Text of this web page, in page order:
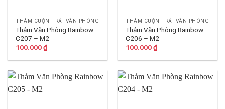
THẢM CUỘN TRẢI VĂN PHÒNG
Thảm Văn Phòng Rainbow
C207 – M2
100.000₫
THẢM CUỘN TRẢI VĂN PHÒNG
Thảm Văn Phòng Rainbow
C206 – M2
100.000₫